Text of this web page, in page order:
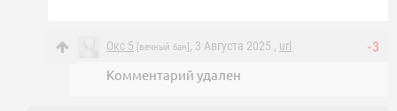
-3
Окс 5 [вечный бан] , 3 Августа 2025 , url
Комментарий удален